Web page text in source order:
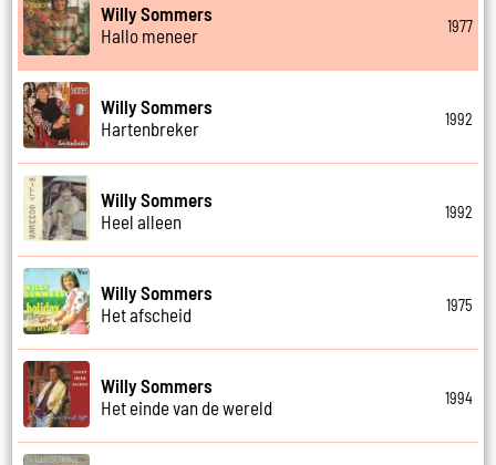
Willy Sommers
Hallo meneer
1977
Willy Sommers
Hartenbreker
1992
Willy Sommers
Heel alleen
1992
Willy Sommers
Het afscheid
1975
Willy Sommers
Het einde van de wereld
1994